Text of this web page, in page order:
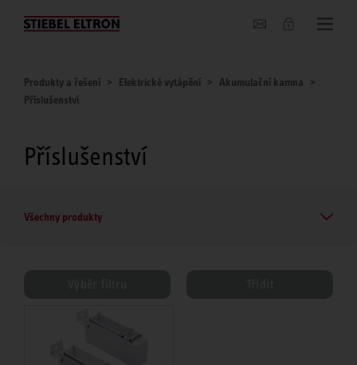
O nás
Produkty a řešení Elektrické vytápění
Akumulační kamna
Příslušenství
Příslušenství
Všechny produkty